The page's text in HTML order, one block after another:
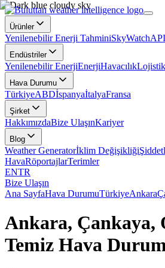
Ürünler
Yenilenebilir Enerji TahminiSkyWatchAPI
Endüstriler
Yenilenebilir EnerjiEnerjiHavacılıkLojistik
Hava Durumu
TürkiyeABDİspanyaİtalyaFransa
Şirket
HakkımızdaBize UlaşınKariyer
Blog
Weather Generatorİklim Değişikliği
HavaRöportajlarTerimler
ENTR
Bize Ulaşın
Ana SayfaHava DurumuTürkiyeAnkara
Ankara, Çankaya,
Temiz Hava